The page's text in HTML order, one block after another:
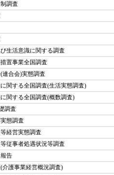
調査
生活意識に関する調査
置事業全国調査
連合会)実態調査
関する全国調査(生活実態調査)
関する全国調査(概数調査)
調査
態調査
経営実態調査
従事者処遇状況等調査
告
介護事業経営概況調査)